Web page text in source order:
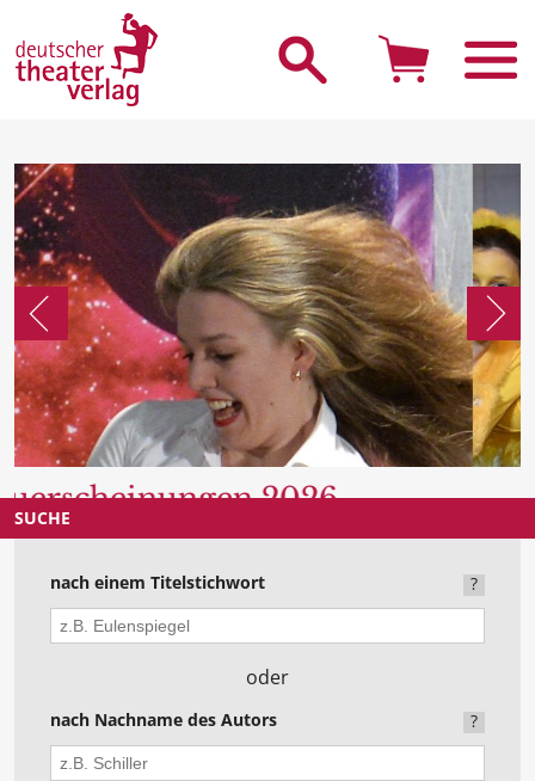
Das hässliche Entlein
von Hans Zimmer. Theaterspielkreis
2025 in der Kategorie Kinder- und
SUCHE
?
nach einem Titelstichwort
oder
?
nach Nachname des Autors